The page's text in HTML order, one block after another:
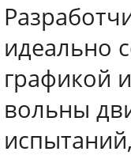
идеально
графикой
вольны